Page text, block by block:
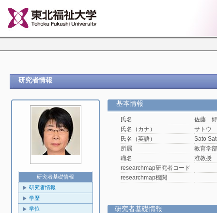
研究者情報
研究者基礎情報
研究者情報
学歴
学位
基本情報
氏名
佐藤
氏名（カナ）
サトウ
氏名（英語）
Sato
所属
教育学
職名
准教授
researchmap研究者コード
researchmap機関
研究者基礎情報